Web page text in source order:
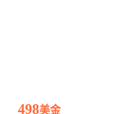
498美金